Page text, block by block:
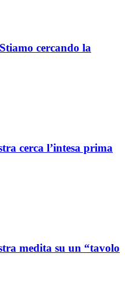
cercando la
cerca l’intesa prima
medita su un “tavolo